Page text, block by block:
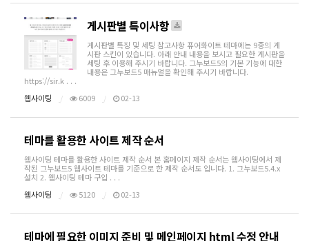
게시판별 특이사항
게시판별 특징 및 세팅 참고사항 퓨어화이트 테마에는 9종의 게
시판 스킨이 있습니다. 아래 안내 내용을 보시고 필요한 게시판을
세팅 후 이용해 주시기 바랍니다. 그누보드5의 기본 기능에 대한
내용은 그누보드5 매뉴얼을 확인해 주시기 바랍니다.
https://sir.k . . .
웹사이팅
6009 02-13
테마를 활용한 사이트 제작 순서
웹사이팅 테마를 활용한 사이트 제작 순서 본 홈페이지 제작 순서는 웹사이팅에서 제
작된 그누보드5 웹사이트 테마를 기준으로 한 제작 순서도 입니다. 1. 그누보드5.4.x
설치 2. 웹사이팅 테마 구입 . . .
웹사이팅
5120 02-13
테마에 필요한 이미지 준비 및 메인페이지 html 수정 안내